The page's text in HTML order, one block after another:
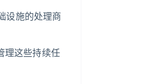
设施的处理商
理这些持续任